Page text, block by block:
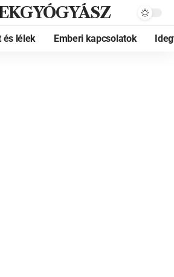
és lélek Emberi kapcsolatok